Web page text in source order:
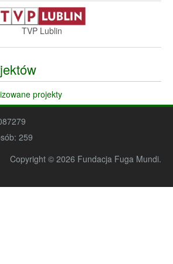
TVP Lublin
projekty
259
Copyright © 2026 Fundacja Fuga Mundi.